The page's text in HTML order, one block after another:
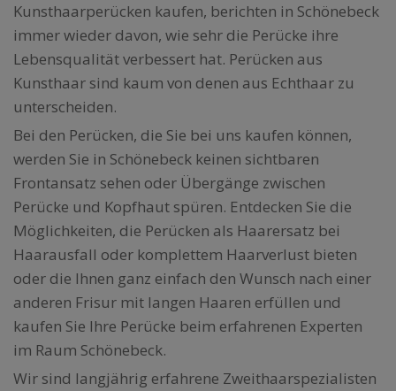
Kunsthaarperücken kaufen, berichten in Schönebeck
immer wieder davon, wie sehr die Perücke ihre
Lebensqualität verbessert hat. Perücken aus
Kunsthaar sind kaum von denen aus Echthaar zu
unterscheiden.
Bei den Perücken, die Sie bei uns kaufen können,
werden Sie in Schönebeck keinen sichtbaren
Frontansatz sehen oder Übergänge zwischen
Perücke und Kopfhaut spüren. Entdecken Sie die
Möglichkeiten, die Perücken als Haarersatz bei
Haarausfall oder komplettem Haarverlust bieten
oder die Ihnen ganz einfach den Wunsch nach einer
anderen Frisur mit langen Haaren erfüllen und
kaufen Sie Ihre Perücke beim erfahrenen Experten
im Raum Schönebeck.
Wir sind langjährig erfahrene Zweithaarspezialisten